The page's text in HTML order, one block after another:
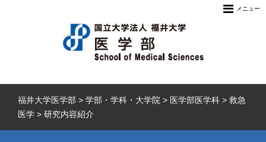
メニュー
福井大学医学部 > 学部・学科・大学院 > 医学部医学科 > 救急
医学 > 研究内容紹介